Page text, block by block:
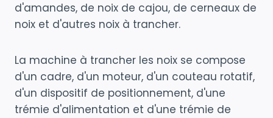
d'amandes, de noix de cajou, de cerneaux de
noix et d'autres noix à trancher.
La machine à trancher les noix se compose
d'un cadre, d'un moteur, d'un couteau rotatif,
d'un dispositif de positionnement, d'une
trémie d'alimentation et d'une trémie de